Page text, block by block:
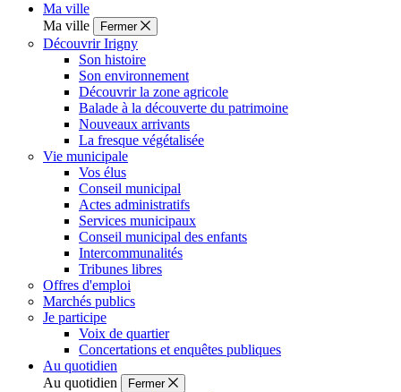
Ma ville
Ma ville
Fermer
Découvrir Irigny
Son histoire
Son environnement
Découvrir la zone agricole
Balade à la découverte du patrimoine
Nouveaux arrivants
La fresque végétalisée
Vie municipale
Vos élus
Conseil municipal
Actes administratifs
Services municipaux
Conseil municipal des enfants
Intercommunalités
Tribunes libres
Offres d'emploi
Marchés publics
Je participe
Voix de quartier
Concertations et enquêtes publiques
Au quotidien
Au quotidien
Fermer